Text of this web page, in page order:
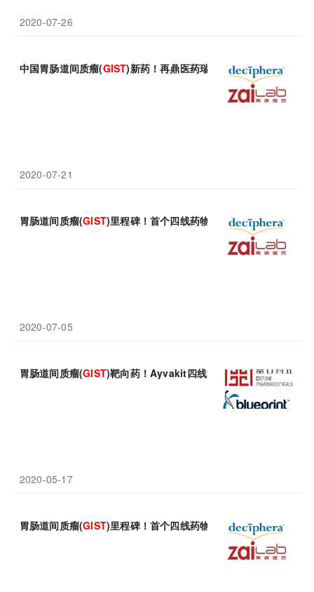
2020-07-26
中国胃肠道间质瘤(GIST)新药！再鼎医药瑞普替尼(ripretinib)上市
2020-07-21
胃肠道间质瘤(GIST)里程碑！首个四线药物Qinlock公布III期临床
2020-07-05
胃肠道间质瘤(GIST)靶向药！Ayvakit四线治疗被美国FDA拒绝批
2020-05-17
胃肠道间质瘤(GIST)里程碑！首个四线药物-激酶抑制剂Qinlock